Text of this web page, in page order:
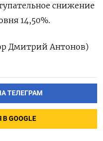
снижение
‌14,50%.
Дмитрий Антонов)
ТЕЛЕГРАМ
GOOGLE